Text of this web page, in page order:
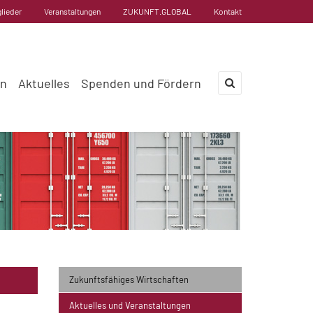
Veranstaltungen ZUKUNFT.GLOBAL Kontakt
Aktuelles Spenden und Fördern
×
Zukunftsfähiges Wirtschaften
Aktuelles und Veranstaltungen